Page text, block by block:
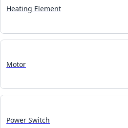
Heating Element
Motor
Power Switch